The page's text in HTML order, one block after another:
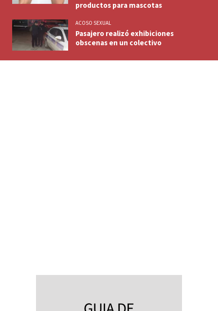
productos para mascotas
ACOSO SEXUAL
Pasajero realizó exhibiciones
obscenas en un colectivo